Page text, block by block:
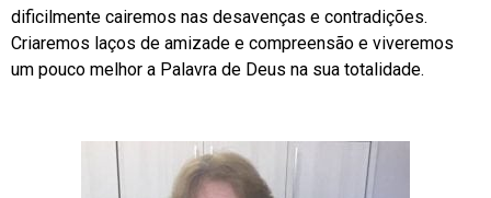
dificilmente cairemos nas desavenças e contradições.
Criaremos laços de amizade e compreensão e viveremos
um pouco melhor a Palavra de Deus na sua totalidade.